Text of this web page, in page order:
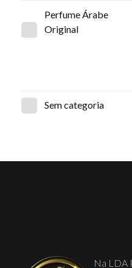
Perfume Árabe
Original
Sem categoria
Na LDA